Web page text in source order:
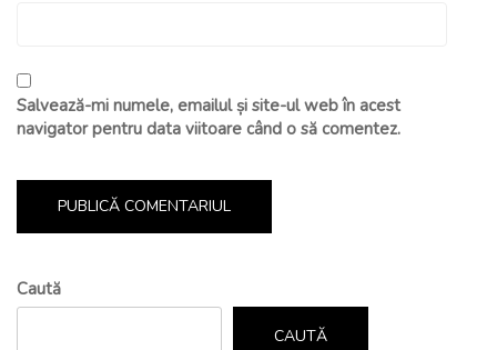
Salvează-mi numele, emailul și site-ul web în acest
navigator pentru data viitoare când o să comentez.
Caută
CAUTĂ